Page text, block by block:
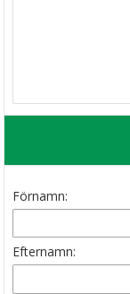
Förnamn:
Efternamn: